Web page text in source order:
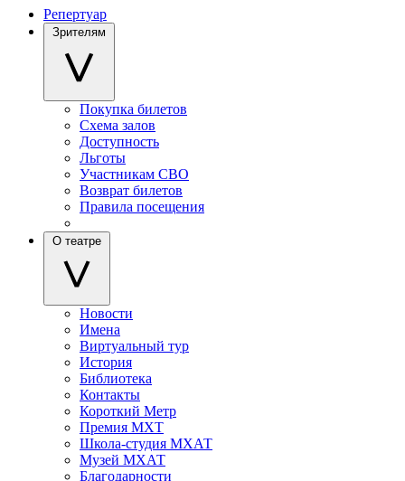
Репертуар
Зрителям
Покупка билетов
Схема залов
Доступность
Льготы
Участникам СВО
Возврат билетов
Правила посещения
О театре
Новости
Имена
Виртуальный тур
История
Библиотека
Контакты
Короткий Метр
Премия МХТ
Школа-студия МХАТ
Музей МХАТ
Благодарности